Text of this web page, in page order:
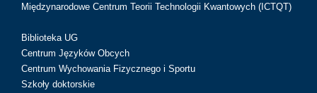
Międzynarodowe Centrum Teorii Technologii Kwantowych (ICTQT)
Biblioteka UG
Centrum Języków Obcych
Centrum Wychowania Fizycznego i Sportu
Szkoły doktorskie